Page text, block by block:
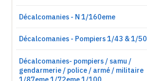
Décalcomanies - N 1/160eme
Décalcomanies - Pompiers 1/43 & 1/50
Décalcomanies- pompiers / samu /
gendarmerie / police / armé / militaire